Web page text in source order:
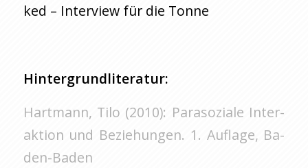
ked – In­ter­view für die Tonne
Hin­ter­grund­li­te­ra­tur:
Hart­mann, Tilo (2010): Pa­ra­so­zia­le In­ter­
ak­ti­on und Be­zie­hun­gen. 1. Auf­la­ge, Ba­
den-Ba­den